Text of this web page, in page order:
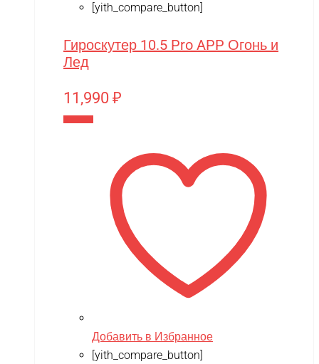
[yith_compare_button]
Гироскутер 10.5 Pro APP Огонь и
Лед
11,990 ₽
Добавить в Избранное
[yith_compare_button]